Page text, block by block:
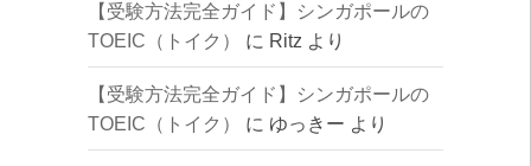
【受験方法完全ガイド】シンガポールの
TOEIC（トイク）
に Ritz より
【受験方法完全ガイド】シンガポールの
TOEIC（トイク）
に ゆっきー より